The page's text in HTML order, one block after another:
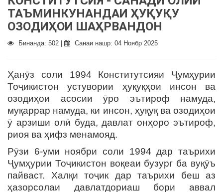
ТАЪМИНКУНАНДАИ ҲУҚУҚУ
ОЗОДИҲОИ ШАҲРВАНДОН
Бинанда: 502 | Санаи нашр: 04 Ноябр 2025
Ҳанӯз соли 1994 Конститутсияи Ҷумҳурии
Тоҷикистон устувории ҳуқуқҳои инсон ва
озодиҳои асосии ӯро эътироф намуда,
муқаррар намуда, ки инсон, ҳуқуқ ва озодиҳои
ӯ арзиши олӣ буда, давлат онҳоро эътироф,
риоя ва ҳифз менамояд.
Рӯзи 6-уми ноябри соли 1994 дар таърихи
Ҷумҳурии Тоҷикистон воқеаи бузург ба вуқӯъ
пайваст. Халқи тоҷик дар таърихи беш аз
ҳазорсолаи давлатдориаш бори аввал